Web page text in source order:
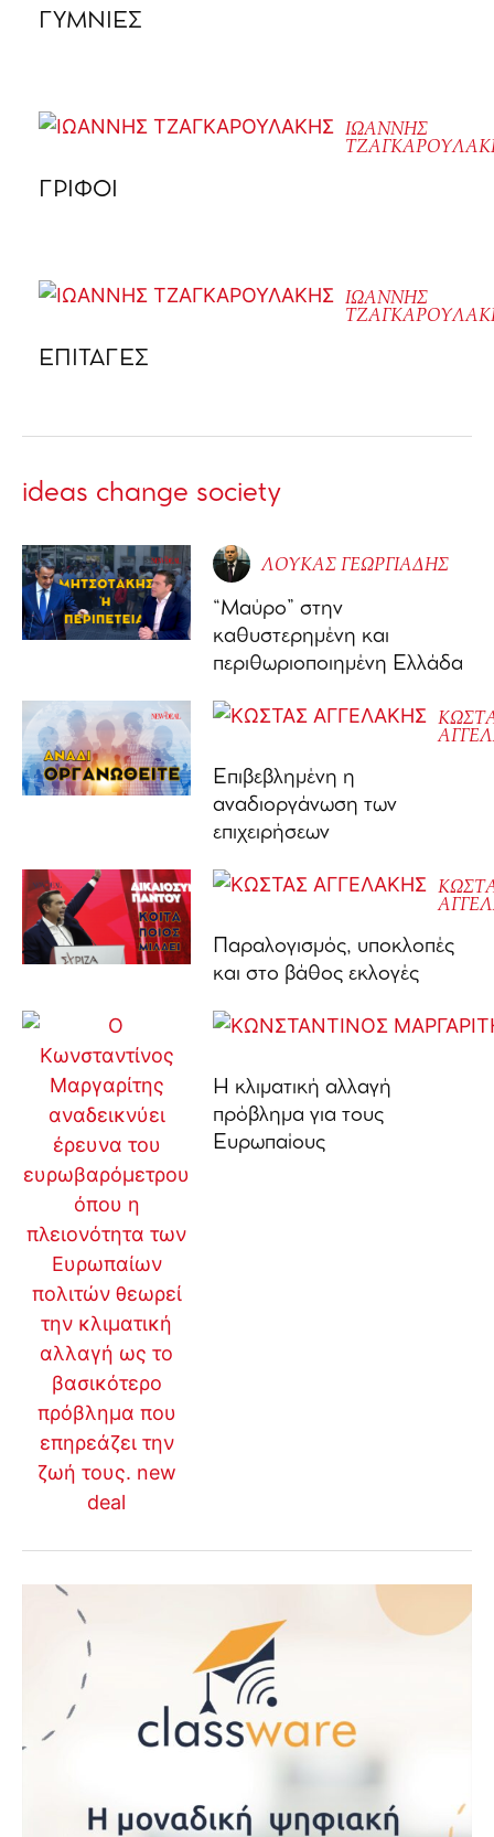
ΓΥΜΝΙΕΣ
ΙΩΑΝΝΗΣ
ΓΡΙΦΟΙ
ΙΩΑΝΝΗΣ
ΕΠΙΤΑΓΕΣ
ideas change society
ΛΟΥΚΑΣ ΓΕΩΡΓΙΑΔΗΣ
“Μαύρο” στην
καθυστερημένη και
περιθωριοποιημένη Ελλάδα
Επιβεβλημένη η
αναδιοργάνωση των
επιχειρήσεων
Παραλογισμός, υποκλοπές
και στο βάθος εκλογές
Η κλιματική αλλαγή
πρόβλημα για τους
Ευρωπαίους